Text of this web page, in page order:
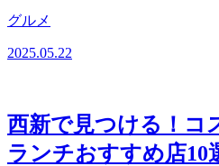
グルメ
2025.05.22
西新で見つける！コ
ランチおすすめ店10